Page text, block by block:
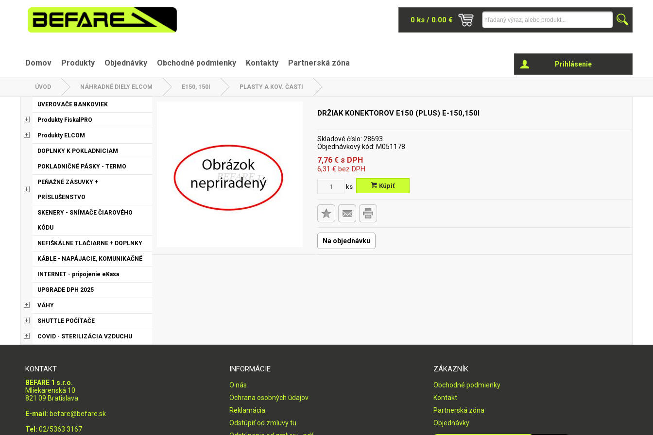
0 ks / 0.00 €
Domov Produkty Objednávky Obchodné podmienky Kontakty Partnerská zóna Prihlásenie
ÚVOD NÁHRADNÉ DIELY ELCOM E150, 150I PLASTY A KOV. ČASTI
UVEROVAČE BANKOVIEK
Produkty FiskalPRO
Produkty ELCOM
DOPLNKY K POKLADNICIAM
POKLADNIČNÉ PÁSKY - TERMO
PEŇAŽNÉ ZÁSUVKY +
PRÍSLUŠENSTVO
SKENERY - SNÍMAČE ČIAROVÉHO
KÓDU
NEFIŠKÁLNE TLAČIARNE + DOPLNKY
KÁBLE - NAPÁJACIE, KOMUNIKAČNÉ
INTERNET - pripojenie eKasa
UPGRADE DPH 2025
VÁHY
SHUTTLE POČÍTAČE
COVID - STERILIZÁCIA VZDUCHU
DRŽIAK KONEKTOROV E150 (PLUS) E-150,150I
Skladové číslo: 28693
Objednávkový kód: M051178
7,76 € s DPH
6,31 € bez DPH
ks Kúpiť
Na objednávku
KONTAKT
BEFARE 1 s.r.o.
Mliekarenská 10
821 09 Bratislava
E-mail: befare@befare.sk
Tel: 02/5363 3167
INFORMÁCIE
O nás
Ochrana osobných údajov
Reklamácia
Odstúpiť od zmluvy tu
ZÁKAZNÍK
Obchodné podmienky
Kontakt
Partnerská zóna
Objednávky